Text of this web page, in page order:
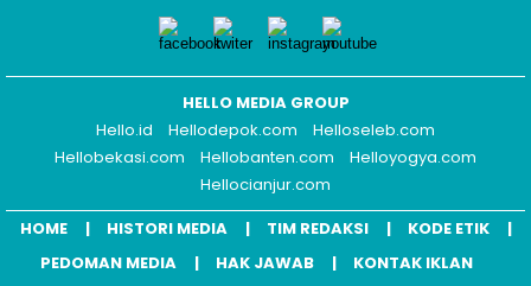
HELLO MEDIA GROUP
Hello.id
Hellodepok.com
Helloseleb.com
Hellobekasi.com
Hellobanten.com
Helloyogya.com
Hellocianjur.com
HOME
HISTORI MEDIA TIM REDAKSI
KODE ETIK
PEDOMAN MEDIA
HAK JAWAB KONTAK IKLAN